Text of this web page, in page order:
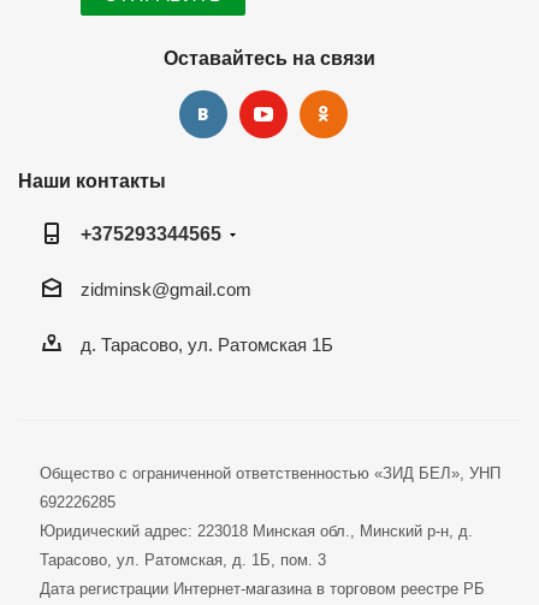
Оставайтесь на связи
Наши контакты
+375293344565
zidminsk@gmail.com
д. Тарасово, ул. Ратомская 1Б
Общество с ограниченной ответственностью «ЗИД БЕЛ», УНП
692226285
Юридический адрес: 223018 Минская обл., Минский р-н, д.
Тарасово, ул. Ратомская, д. 1Б, пом. 3
Дата регистрации Интернет-магазина в торговом реестре РБ